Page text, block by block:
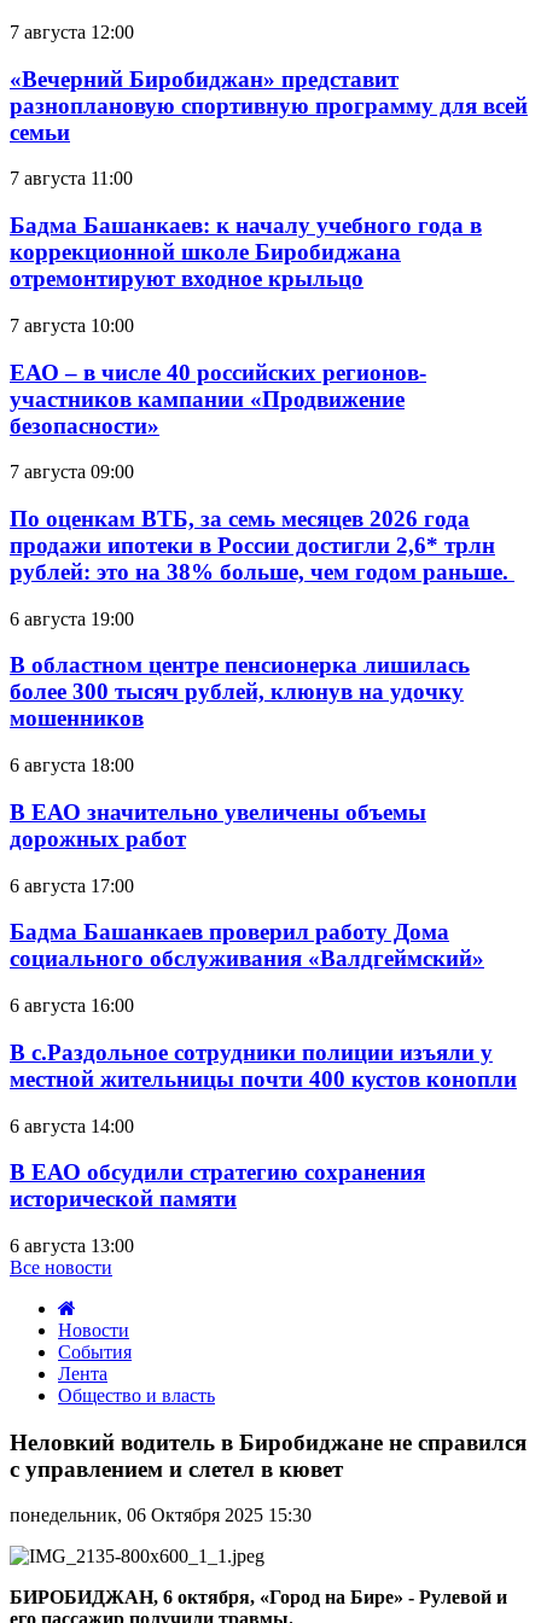
7 августа 12:00
«Вечерний Биробиджан» представит
разноплановую спортивную программу для всей
семьи
7 августа 11:00
Бадма Башанкаев: к началу учебного года в
коррекционной школе Биробиджана
отремонтируют входное крыльцо
7 августа 10:00
ЕАО – в числе 40 российских регионов-
участников кампании «Продвижение
безопасности»
7 августа 09:00
По оценкам ВТБ, за семь месяцев 2026 года
продажи ипотеки в России достигли 2,6* трлн
рублей: это на 38% больше, чем годом раньше.
6 августа 19:00
В областном центре пенсионерка лишилась
более 300 тысяч рублей, клюнув на удочку
мошенников
6 августа 18:00
В ЕАО значительно увеличены объемы
дорожных работ
6 августа 17:00
Бадма Башанкаев проверил работу Дома
социального обслуживания «Валдгеймский»
6 августа 16:00
В с.Раздольное сотрудники полиции изъяли у
местной жительницы почти 400 кустов конопли
6 августа 14:00
В ЕАО обсудили стратегию сохранения
исторической памяти
6 августа 13:00
Все новости
Новости
События
Лента
Общество и власть
водитель
Биробиджане
справился
с
управлением
и
слетел
Неловкий водитель в Биробиджане не справился
с управлением и слетел в кювет
понедельник, 06 Октября 2025 15:30
БИРОБИДЖАН, 6 октября, «Город на Бире» - Рулевой и